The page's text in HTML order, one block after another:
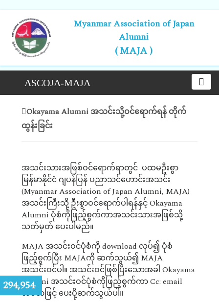
Myanmar Association of Japan
Alumni
( MAJA )
ASCOJA-MAJA
Okayama Alumni အသင်းသို့ဝင်ရောက်ရန် တိုက်
ထွန်းခြင်း
အသင်းသားအဖြစ်ဝင်ရောက်ရာတွင် ပထမဦးစွာ
မြန်မာနိုင်ငံ ဂျပန်ပြန် ပညာသင်ဟောင်းအသင်း
(Myanmar Association of Japan Alumni, MAJA)
အသင်းကြီးသို့ ဦးစွာဝင်ရောက်ပါရန်နှင့် Okayama
Alumni ပုံစံကိုဖြည့်စွက်ကာအသင်းသားအဖြစ်သို့
သတ်မှတ် ပေးပါမည်။
MAJA အသင်းဝင်ပုံစံကို download လုပ်၍ ပုံစံ
ဖြည့်စွက်ပြီး MAJAကို ဆက်သွယ်၍ MAJA
အသင်းဝင်ပါ။ အသင်းဝင်ဖြစ်ပြီးသောအခါ Okayama
Alumni အသင်းဝင်ပုံစံကိုဖြည့်စွက်ကာ Cc: email
လိပ်စာဖြင့် ပေးပို့ဆက်သွယ်ပါ။
294,954